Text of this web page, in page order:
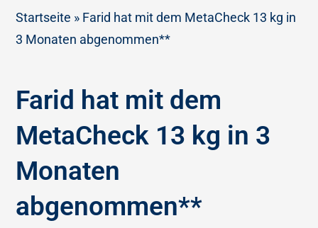
Startseite » Farid hat mit dem MetaCheck 13 kg in
3 Monaten abgenommen**
Farid hat mit dem
MetaCheck 13 kg in 3
Monaten
abgenommen**